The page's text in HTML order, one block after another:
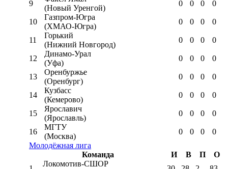
9
(Новый Уренгой)
0 0 0 0
10
Газпром-Югра
(ХМАО-Югра)
0 0 0 0
11
Горький
(Нижний Новгород)
0 0 0 0
12
Динамо-Урал
(Уфа)
0 0 0 0
13
Оренбуржье
(Оренбург)
0 0 0 0
14
Кузбасс
(Кемерово)
0 0 0 0
15
Ярославич
(Ярославль)
0 0 0 0
16
МГТУ
(Москва)
0 0 0
0
Молодёжная лига
Команда
И В П
О
Локомотив-CШОР